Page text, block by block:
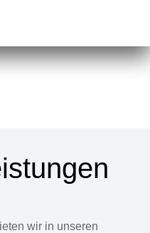
wir in unseren